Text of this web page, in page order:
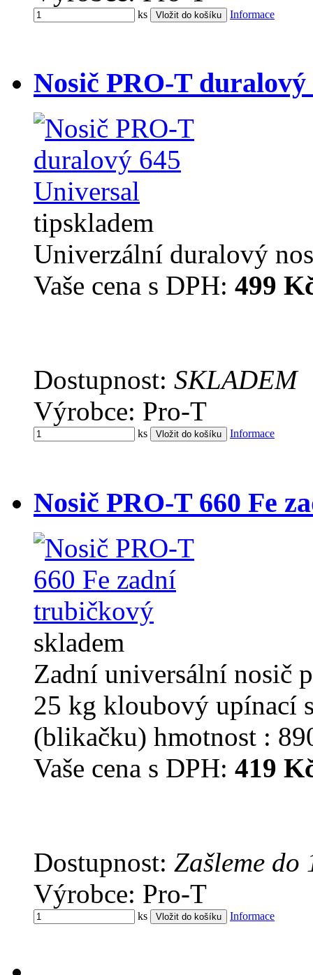
ks Informace
Nosič PRO-T
tipskladem
Univerzální duralový
Vaše cena s DPH: 499
Dostupnost: SKLADEM
Výrobce: Pro-T
ks Informace
Nosič PRO-T 660 Fe
skladem
Zadní universální nosič
25 kg kloubový upínací
(blikačku) hmotnost :
Vaše cena s DPH: 419
Dostupnost: Zašleme do
Výrobce: Pro-T
ks Informace